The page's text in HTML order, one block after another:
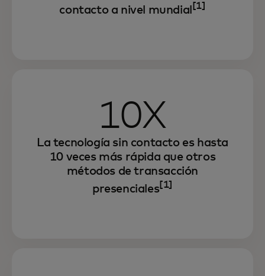
contacto a nivel mundial [1]
10X
La tecnología sin contacto es hasta
10 veces más rápida que otros
métodos de transacción
presenciales [1]